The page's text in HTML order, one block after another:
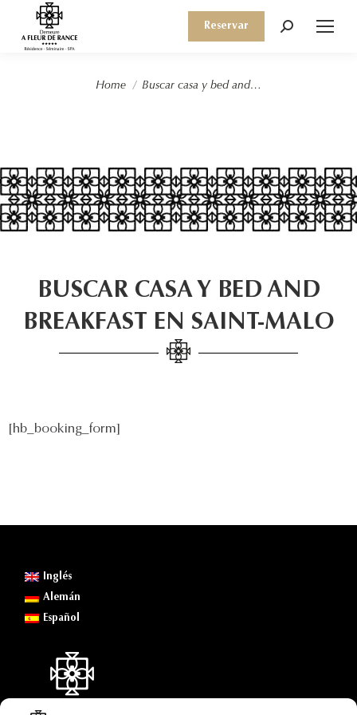
Reservar Search:
You are here:
Home Buscar casa y bed and…
BUSCAR CASA Y BED AND
BREAKFAST EN SAINT-MALO
[hb_booking_form]
Inglés
Alemán
Español